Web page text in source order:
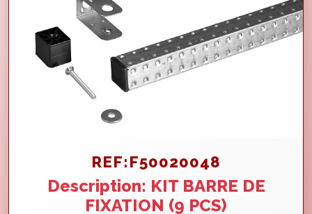
REF:F50020048
Description: KIT BARRE DE
FIXATION (9 PCS)